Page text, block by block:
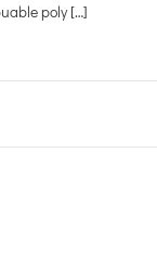
poly […]